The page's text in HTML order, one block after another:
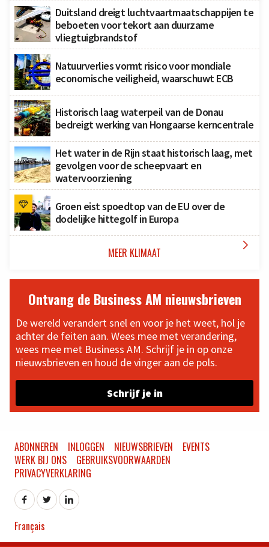
Duitsland dreigt luchtvaartmaatschappijen te
beboeten voor tekort aan duurzame
vliegtuigbrandstof
Natuurverlies vormt risico voor mondiale
economische veiligheid, waarschuwt ECB
Historisch laag waterpeil van de Donau
bedreigt werking van Hongaarse kerncentrale
Het water in de Rijn staat historisch laag, met
gevolgen voor de scheepvaart en
watervoorziening
Groen eist spoedtop van de EU over de
dodelijke hittegolf in Europa
MEER KLIMAAT 
Ontvang de Business AM nieuwsbrieven
De wereld verandert snel en voor je het weet, hol je
achter de feiten aan. Wees mee met verandering,
wees mee met Business AM. Schrijf je in op onze
nieuwsbrieven en houd de vinger aan de pols.
Schrijf je in
ABONNEREN INLOGGEN NIEUWSBRIEVEN
EVENTS
WERK BIJ ONS
GEBRUIKSVOORWAARDEN
PRIVACYVERKLARING
Français